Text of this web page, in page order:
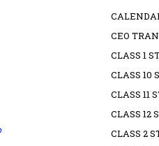
CEO
CLASS 1
CLASS 10
CLASS 11
CLASS 12
CLASS 2